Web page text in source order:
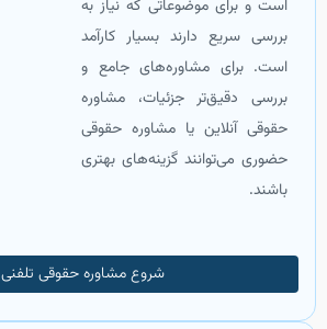
است و برای موضوعاتی که نیاز به
بررسی سریع دارند بسیار کارآمد
است. برای مشاوره‌های جامع و
بررسی دقیق‌تر جزئیات، مشاوره
حقوقی آنلاین یا مشاوره حقوقی
حضوری می‌توانند گزینه‌های بهتری
باشند.
شروع مشاوره حقوقی تلفنی